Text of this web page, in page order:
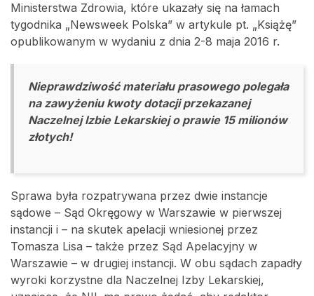
Ministerstwa Zdrowia, które ukazały się na łamach
tygodnika „Newsweek Polska” w artykule pt. „Książę”
opublikowanym w wydaniu z dnia 2-8 maja 2016 r.
Nieprawdziwość materiału prasowego polegała
na zawyżeniu kwoty dotacji przekazanej
Naczelnej Izbie Lekarskiej o prawie 15 milionów
złotych!
Sprawa była rozpatrywana przez dwie instancje
sądowe – Sąd Okręgowy w Warszawie w pierwszej
instancji i – na skutek apelacji wniesionej przez
Tomasza Lisa – także przez Sąd Apelacyjny w
Warszawie – w drugiej instancji. W obu sądach zapadły
wyroki korzystne dla Naczelnej Izby Lekarskiej,